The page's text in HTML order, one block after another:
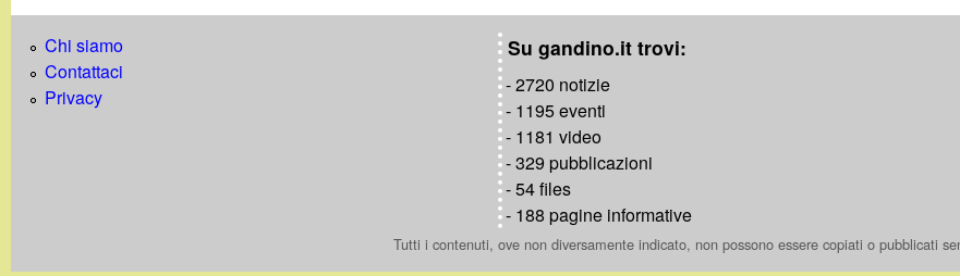
i
n
Chi siamo
Contattaci
Privacy
Su gandino.it trovi:
- 2720 notizie
- 1195 eventi
- 1181 video
- 329 pubblicazioni
- 54 files
- 188 pagine informative
Tutti i contenuti, ove non diversamente indicato, non possono essere copiati o pubblicati